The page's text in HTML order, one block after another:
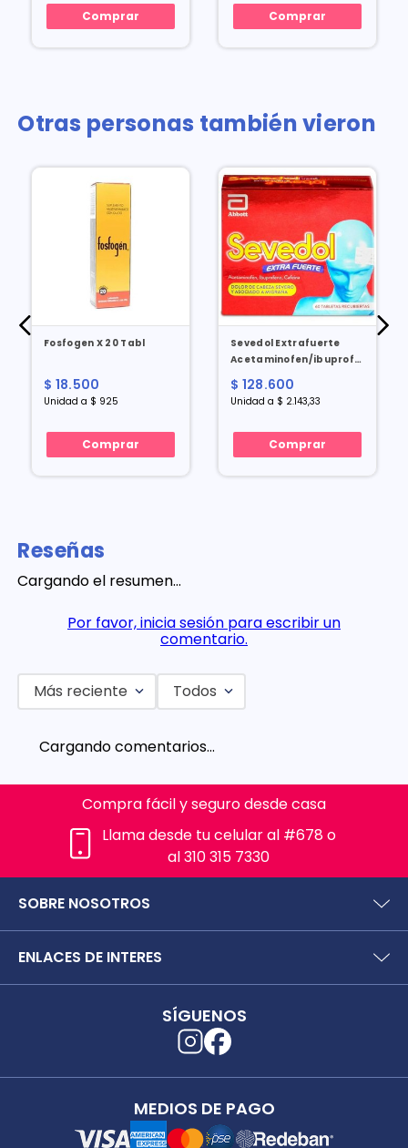
Comprar Comprar
Otras personas también vieron
Fosfogen X 20 Tabl
$ 18.500
Unidad a $ 925
Comprar
Sevedol Extrafuerte
Acetaminofen/ibuprofeno/
X 60 Tabl
$ 128.600
Unidad a $ 2.143,33
Comprar
Reseñas
Cargando el resumen…
Por favor, inicia sesión para escribir un
comentario.
Más reciente Todos
Cargando comentarios…
Compra fácil y seguro desde casa
Llama desde tu celular al #678 o
al 310 315 7330
SOBRE NOSOTROS
Preguntas frecuentes
Políticas y términos de uso
Términos y condiciones puntos saludables
Separata digital
ENLACES DE INTERES
Secretaría de Salud de Antioquia
Unidrogas S.A.S.
SÍGUENOS
MEDIOS DE PAGO